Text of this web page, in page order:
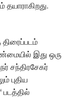
இது ஒரு
சந்திரசேகர்
புதிய
படத்தில்